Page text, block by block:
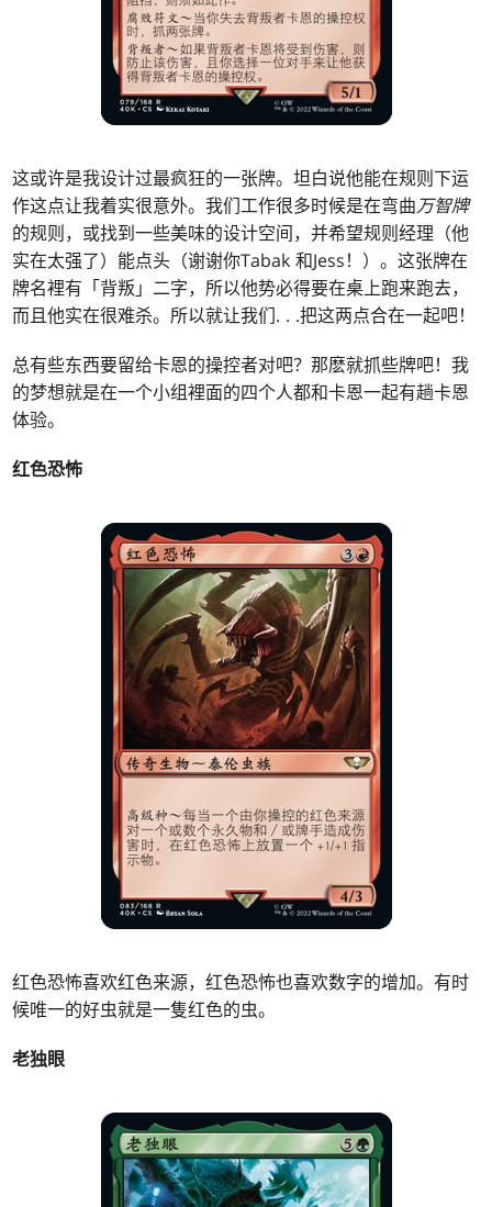
这或许是我设计过最疯狂的一张牌。坦白说他能在规则下运
作这点让我着实很意外。我们工作很多时候是在弯曲万智牌
的规则，或找到一些美味的设计空间，并希望规则经理（他
实在太强了）能点头（谢谢你Tabak 和Jess！）。这张牌在
牌名裡有「背叛」二字，所以他势必得要在桌上跑来跑去，
而且他实在很难杀。所以就让我们. . .把这两点合在一起吧！
总有些东西要留给卡恩的操控者对吧？那麽就抓些牌吧！我
的梦想就是在一个小组裡面的四个人都和卡恩一起有趟卡恩
体验。
红色恐怖
红色恐怖喜欢红色来源，红色恐怖也喜欢数字的增加。有时
候唯一的好虫就是一隻红色的虫。
老独眼